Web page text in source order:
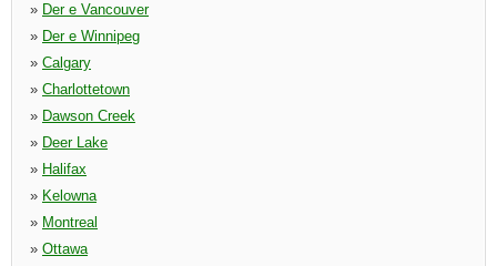
» Der e Vancouver
» Der e Winnipeg
» Calgary
» Charlottetown
» Dawson Creek
» Deer Lake
» Halifax
» Kelowna
» Montreal
» Ottawa